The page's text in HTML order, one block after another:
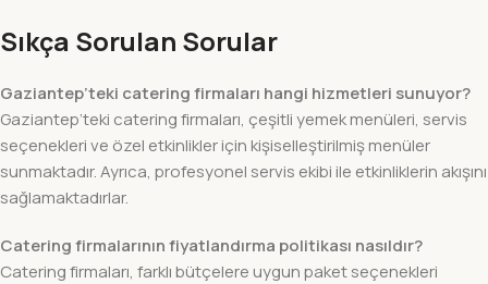
Sıkça Sorulan Sorular
Gaziantep’teki catering firmaları hangi hizmetleri sunuyor?
Gaziantep’teki catering firmaları, çeşitli yemek menüleri, servis
seçenekleri ve özel etkinlikler için kişiselleştirilmiş menüler
sunmaktadır. Ayrıca, profesyonel servis ekibi ile etkinliklerin akışını
sağlamaktadırlar.
Catering firmalarının fiyatlandırma politikası nasıldır?
Catering firmaları, farklı bütçelere uygun paket seçenekleri